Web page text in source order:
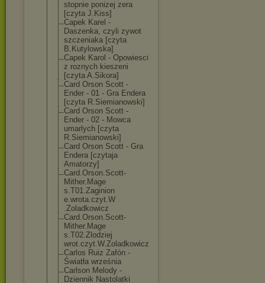
stopnie ponizej zera
[czyta J.Kiss]
Capek Karel -
Daszenka, czyli zywot
szczeniaka [czyta
B.Kutylowska]
Capek Karol - Opowiesci
z roznych kieszeni
[czyta A.Sikora]
Card Orson Scott -
Ender - 01 - Gra Endera
[czyta R.Siemianowski]
Card Orson Scott -
Ender - 02 - Mowca
umarlych [czyta
R.Siemianowski]
Card Orson Scott - Gra
Endera [czytaja
Amatorzy]
Card.Orson.Scott-
Mither.Mage
s.T01.Zaginion
e.wrota.czyt.W
.Zoladkowicz
Card.Orson.Scott-
Mither.Mage
s.T02.Zlodziej
wrot.czyt.W.Zo ladkowicz
Carlos Ruiz Zafón -
Światła września
Carlson Melody -
Dziennik Nastolatki